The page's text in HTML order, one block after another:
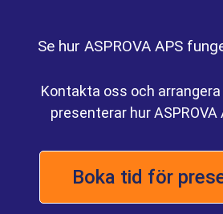
Se hur ASPROVA APS
Kontakta oss och
presenterar hur ASPROVA
Boka tid för